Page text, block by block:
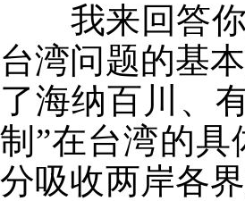
我来回答
台湾问题的基
了海纳百川、
制”在台湾的
分吸收两岸各